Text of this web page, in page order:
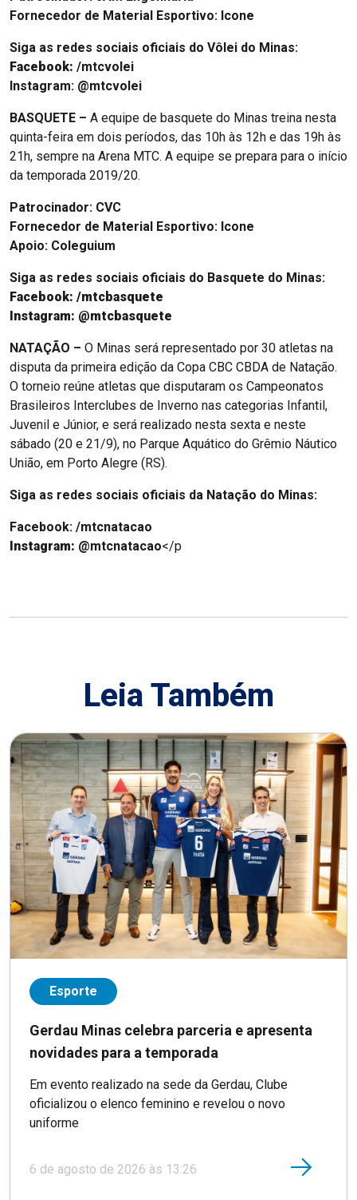
Fornecedor de Material Esportivo: Icone
Siga as redes sociais oficiais do Vôlei do Minas:
Facebook: /mtcvolei
Instagram: @mtcvolei
BASQUETE – A equipe de basquete do Minas treina nesta
quinta-feira em dois períodos, das 10h às 12h e das 19h às
21h, sempre na Arena MTC. A equipe se prepara para o início
da temporada 2019/20.
Patrocinador: CVC
Fornecedor de Material Esportivo: Icone
Apoio: Coleguium
Siga as redes sociais oficiais do Basquete do Minas:
Facebook: /mtcbasquete
Instagram: @mtcbasquete
NATAÇÃO – O Minas será representado por 30 atletas na
disputa da primeira edição da Copa CBC CBDA de Natação.
O torneio reúne atletas que disputaram os Campeonatos
Brasileiros Interclubes de Inverno nas categorias Infantil,
Juvenil e Júnior, e será realizado nesta sexta e neste
sábado (20 e 21/9), no Parque Aquático do Grêmio Náutico
União, em Porto Alegre (RS).
Siga as redes sociais oficiais da Natação do Minas:
Facebook: /mtcnatacao
Instagram: @mtcnatacao</p
Leia Também
Esporte
Gerdau Minas celebra parceria e apresenta
novidades para a temporada
Em evento realizado na sede da Gerdau, Clube
oficializou o elenco feminino e revelou o novo
uniforme
6 de agosto de 2026 às 13:26